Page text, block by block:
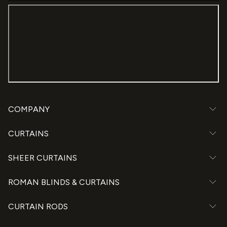
COMPANY
CURTAINS
SHEER CURTAINS
ROMAN BLINDS & CURTAINS
CURTAIN RODS